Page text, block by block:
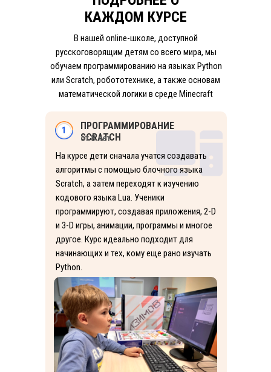
КАЖДОМ КУРСЕ
В нашей online-школе, доступной
русскоговорящим детям со всего мира, мы
обучаем программированию на языках Python
или Scratch, робототехнике, а также основам
математической логики в среде Minecraft
1
ПРОГРАММИРОВАНИЕ
SCRATCH
На курсе дети сначала учатся создавать
алгоритмы с помощью блочного языка
Scratch, а затем переходят к изучению
кодового языка Lua. Ученики
программируют, создавая приложения, 2-D
и 3-D игры, анимации, программы и многое
другое. Курс идеально подходит для
начинающих и тех, кому еще рано изучать
Python.
от 8 лет